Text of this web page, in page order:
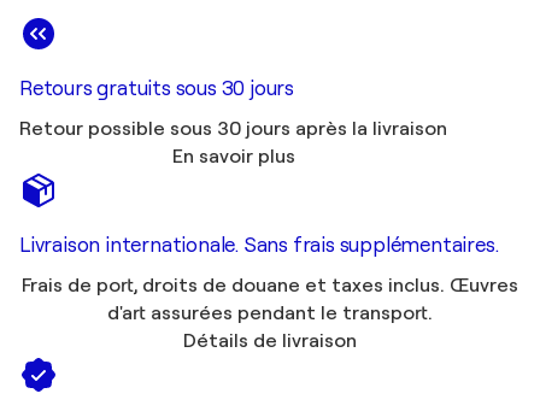
Retours gratuits sous 30 jours
Retour possible sous 30 jours après la livraison
En savoir plus
Livraison internationale. Sans frais supplémentaires.
Frais de port, droits de douane et taxes inclus. Œuvres
d'art assurées pendant le transport.
Détails de livraison